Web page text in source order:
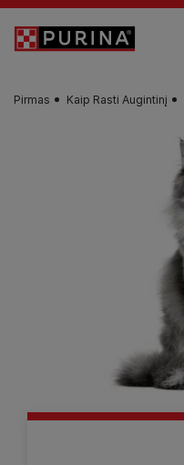
Pereiti į pagrindinį turinį
Pirmas Kaip Rasti Augintinį